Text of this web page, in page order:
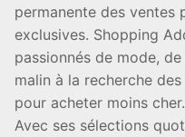
permanente des ventes
exclusives. Shopping
passionnés de mode,
malin à la recherche
pour acheter moins cher.
Avec ses sélections